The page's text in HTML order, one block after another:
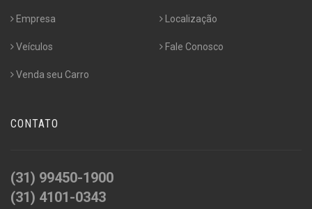
Empresa
Veículos
Venda seu Carro
Localização
Fale Conosco
CONTATO
(31) 99450-1900
(31) 4101-0343